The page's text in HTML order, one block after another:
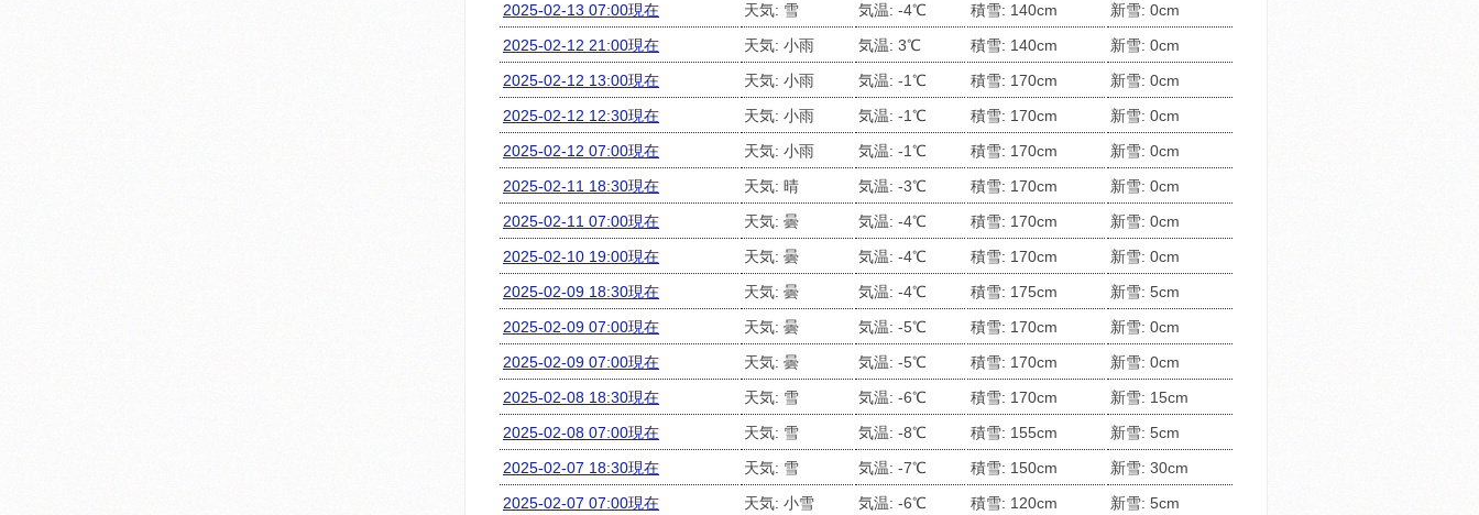
2025-02-13 07:00現在
天気: 雪 気温: -4℃ 積雪: 140cm
新雪: 0cm
2025-02-12 21:00現在
天気: 小雨 気温: 3℃ 積雪: 140cm
新雪: 0cm
2025-02-12 13:00現在
天気: 小雨 気温: -1℃ 積雪: 170cm
新雪: 0cm
2025-02-12 12:30現在
天気: 小雨 気温: -1℃ 積雪: 170cm
新雪: 0cm
2025-02-12 07:00現在
天気: 小雨 気温: -1℃ 積雪: 170cm
新雪: 0cm
2025-02-11 18:30現在
天気: 晴 気温: -3℃ 積雪: 170cm
新雪: 0cm
2025-02-11 07:00現在
天気: 曇 気温: -4℃ 積雪: 170cm
新雪: 0cm
2025-02-10 19:00現在
天気: 曇 気温: -4℃ 積雪: 170cm
新雪: 0cm
2025-02-09 18:30現在
天気: 曇 気温: -4℃ 積雪: 175cm
新雪: 5cm
2025-02-09 07:00現在
天気: 曇 気温: -5℃ 積雪: 170cm
新雪: 0cm
2025-02-09 07:00現在
天気: 曇 気温: -5℃ 積雪: 170cm
新雪: 0cm
2025-02-08 18:30現在
天気: 雪 気温: -6℃ 積雪: 170cm
新雪: 15cm
2025-02-08 07:00現在
天気: 雪 気温: -8℃ 積雪: 155cm
新雪: 5cm
2025-02-07 18:30現在
天気: 雪 気温: -7℃ 積雪: 150cm
新雪: 30cm
2025-02-07 07:00現在
天気: 小雪 気温: -6℃ 積雪: 120cm 新雪: 5cm